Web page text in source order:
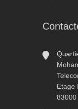
Etage